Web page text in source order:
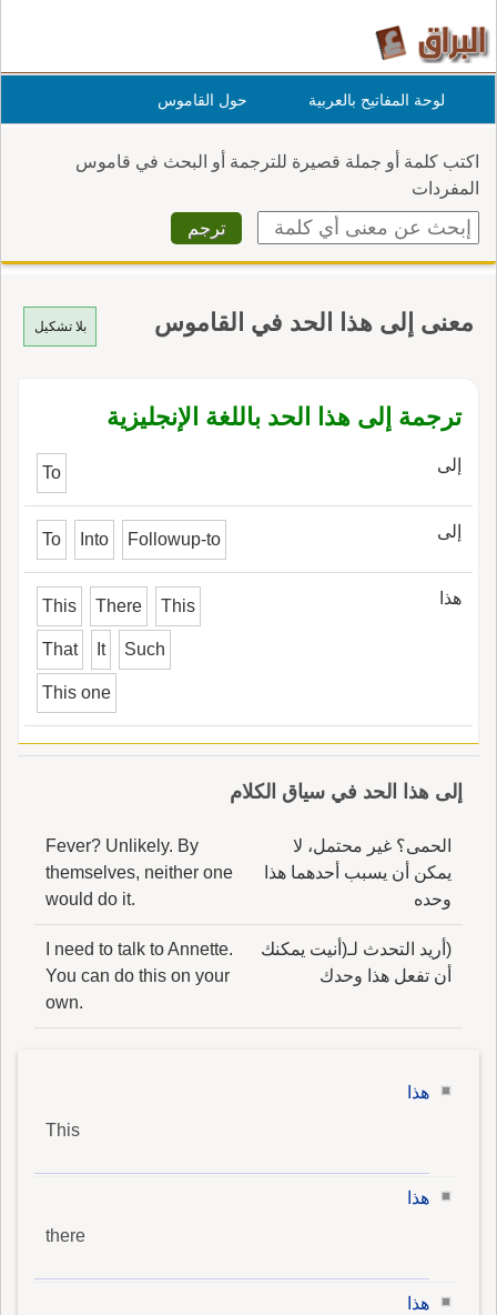
لوحة المفاتيح بالعربية حول القاموس
اكتب كلمة أو جملة قصيرة للترجمة أو البحث في قاموس
المفردات
بلا تشكيل معنى إلى هذا الحد في القاموس
ترجمة إلى هذا الحد باللغة الإنجليزية
إلى To
إلى To Into Followup-to
هذا This There This
That It Such
This one
إلى هذا الحد في سياق الكلام
الحمى؟ غير محتمل، لا
يمكن أن يسبب أحدهما هذا
وحده
Fever? Unlikely. By
themselves, neither one
would do it.
(أريد التحدث لـ(أنيت يمكنك
أن تفعل هذا وحدك
I need to talk to Annette.
You can do this on your
own.
هذا
This
هذا
there
هذا